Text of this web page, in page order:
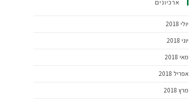
ארכיונים
יולי 2018
יוני 2018
מאי 2018
אפריל 2018
מרץ 2018